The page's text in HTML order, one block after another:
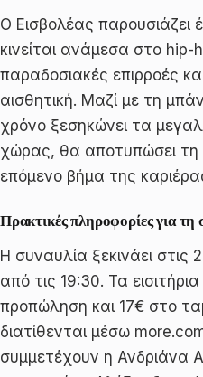
Ο Εισβολέας
κινείται ανάμεσα στο hip-
παραδοσιακές επιρροές
αισθητική. Μαζί με τη
χρόνο ξεσηκώνει τα
χώρας, θα αποτυπώσει τη
επόμενο βήμα της
Πρακτικές πληροφορίες για τη
Η συναυλία ξεκινάει στις
από τις 19:30. Τα
προπώληση και 17€ στο
διατίθενται μέσω
συμμετέχουν η Ανδριάνα